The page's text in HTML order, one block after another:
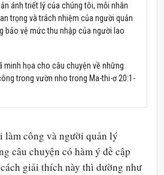
ánh triết lý của chúng tôi, mỗi nhân
trọng và trách nhiệm của người quản
bảo vệ mức thu nhập của người lao
minh họa cho câu chuyện về những
trong vườn nho trong Ma-thi-ơ 20:1-
làm công và người quản lý
câu chuyện có hàm ý đề cập
giải thích này thì dường như